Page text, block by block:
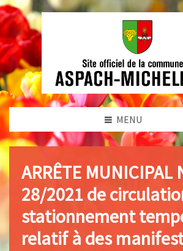
MENU
ARRÊTE MUNICIPAL
28/2021 de
stationnement
relatif à des